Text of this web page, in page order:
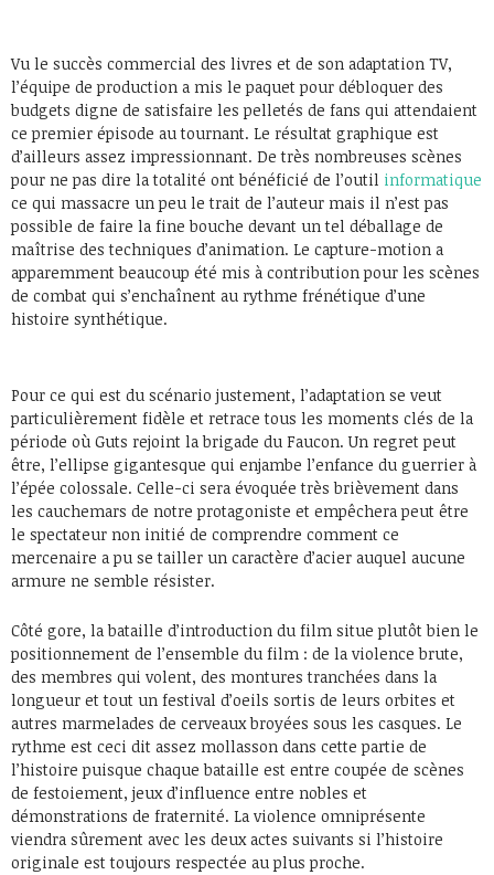
Vu le succès commercial des livres et de son adaptation TV,
l’équipe de production a mis le paquet pour débloquer des
budgets digne de satisfaire les pelletés de fans qui attendaient
ce premier épisode au tournant. Le résultat graphique est
d’ailleurs assez impressionnant. De très nombreuses scènes
pour ne pas dire la totalité ont bénéficié de l’outil informatique
ce qui massacre un peu le trait de l’auteur mais il n’est pas
possible de faire la fine bouche devant un tel déballage de
maîtrise des techniques d’animation. Le capture-motion a
apparemment beaucoup été mis à contribution pour les scènes
de combat qui s’enchaînent au rythme frénétique d’une
histoire synthétique.
Pour ce qui est du scénario justement, l’adaptation se veut
particulièrement fidèle et retrace tous les moments clés de la
période où Guts rejoint la brigade du Faucon. Un regret peut
être, l’ellipse gigantesque qui enjambe l’enfance du guerrier à
l’épée colossale. Celle-ci sera évoquée très brièvement dans
les cauchemars de notre protagoniste et empêchera peut être
le spectateur non initié de comprendre comment ce
mercenaire a pu se tailler un caractère d’acier auquel aucune
armure ne semble résister.
Côté gore, la bataille d’introduction du film situe plutôt bien le
positionnement de l’ensemble du film : de la violence brute,
des membres qui volent, des montures tranchées dans la
longueur et tout un festival d’oeils sortis de leurs orbites et
autres marmelades de cerveaux broyées sous les casques. Le
rythme est ceci dit assez mollasson dans cette partie de
l’histoire puisque chaque bataille est entre coupée de scènes
de festoiement, jeux d’influence entre nobles et
démonstrations de fraternité. La violence omniprésente
viendra sûrement avec les deux actes suivants si l’histoire
originale est toujours respectée au plus proche.